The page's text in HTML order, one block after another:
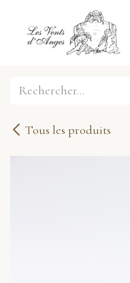
Se rendre au contenu
Tous les produits